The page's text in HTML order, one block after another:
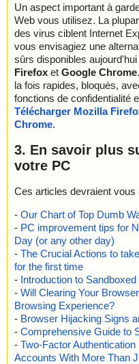
Un aspect important à
Web vous utilisez. La
des virus ciblent Internet
vous envisagiez une
sûrs disponibles
Firefox et Google Chrome
la fois rapides, bloqués,
fonctions de confidentialité
Télécharger Mozilla
Chrome.
3. En savoir plus
votre PC
Ces articles devraient vous
- Our Chart of Top Dumb
- PC improvement tips for
Day (or any other day)
- The Crucial Actions to
for the first time
- Introduction to
- Will Clearing Your
Browsing Experience?
- Browser Hijacking Signs
- Comprehensive Guide to
- Two-Factor
Accounts With More Than